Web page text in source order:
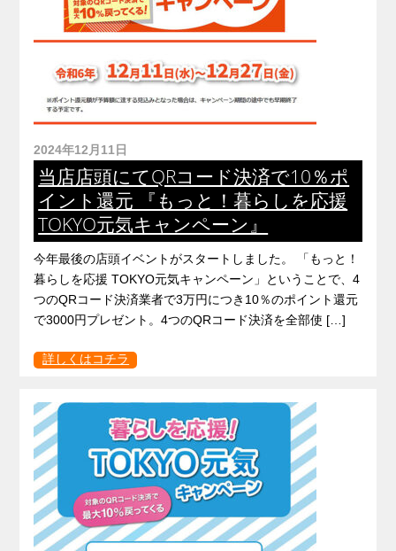
2024年12月11日
当店店頭にてQRコード決済で10％ポ
イント還元 『もっと！暮らしを応援
TOKYO元気キャンペーン』
今年最後の店頭イベントがスタートしました。 「もっと！
暮らしを応援 TOKYO元気キャンペーン」ということで、4
つのQRコード決済業者で3万円につき10％のポイント還元
で3000円プレゼント。4つのQRコード決済を全部使 […]
詳しくはコチラ